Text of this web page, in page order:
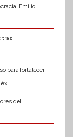
Emilio
tras
para fortalecer
del